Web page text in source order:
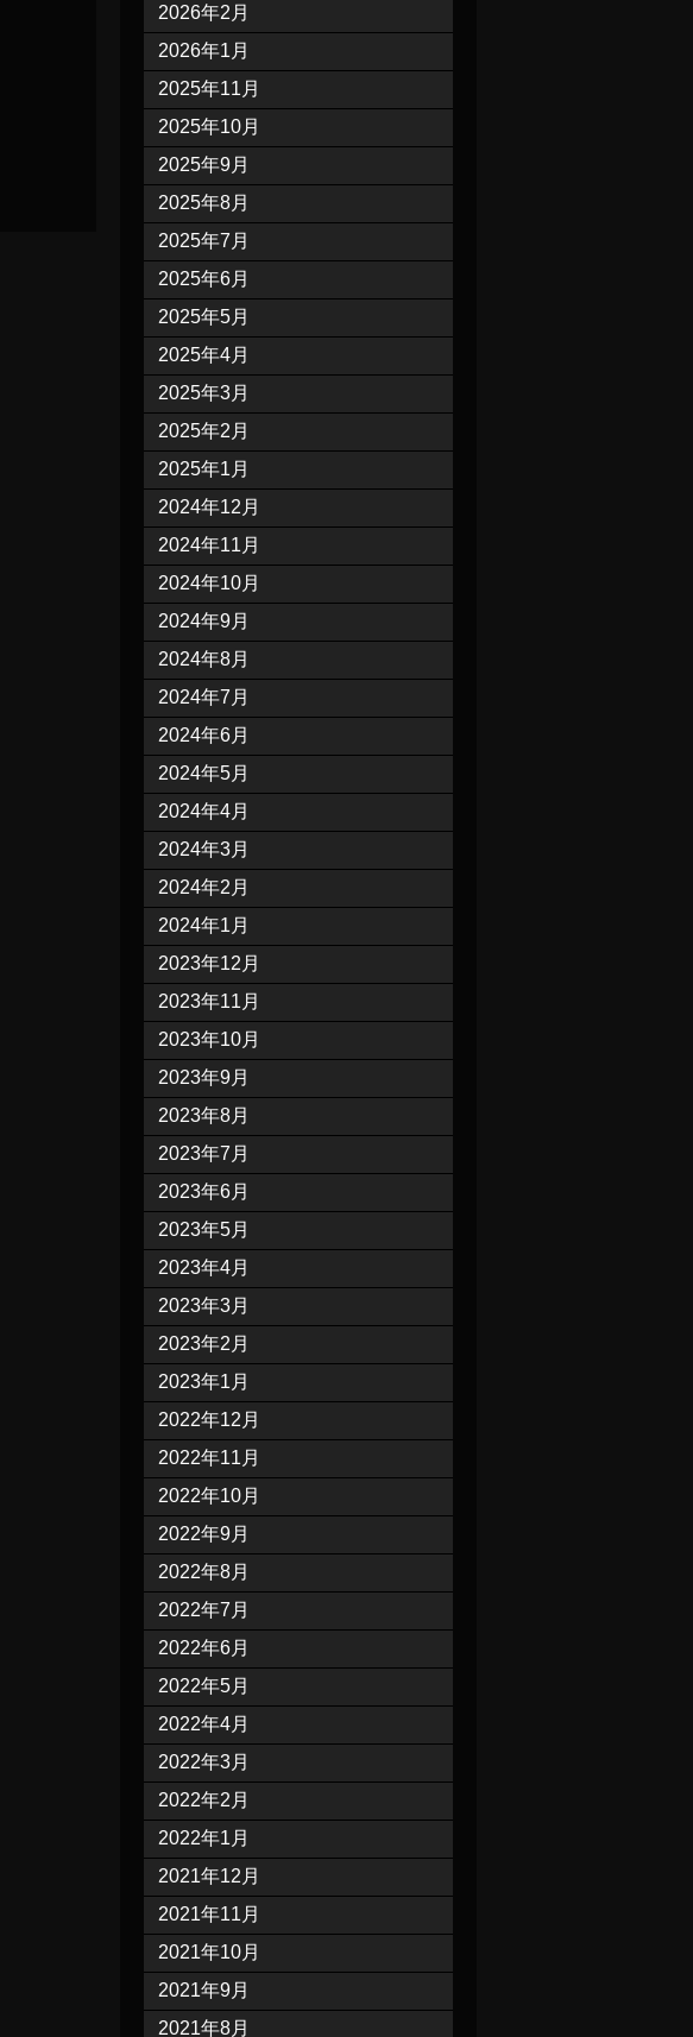
2026年2月
2026年1月
2025年11月
2025年10月
2025年9月
2025年8月
2025年7月
2025年6月
2025年5月
2025年4月
2025年3月
2025年2月
2025年1月
2024年12月
2024年11月
2024年10月
2024年9月
2024年8月
2024年7月
2024年6月
2024年5月
2024年4月
2024年3月
2024年2月
2024年1月
2023年12月
2023年11月
2023年10月
2023年9月
2023年8月
2023年7月
2023年6月
2023年5月
2023年4月
2023年3月
2023年2月
2023年1月
2022年12月
2022年11月
2022年10月
2022年9月
2022年8月
2022年7月
2022年6月
2022年5月
2022年4月
2022年3月
2022年2月
2022年1月
2021年12月
2021年11月
2021年10月
2021年9月
2021年8月